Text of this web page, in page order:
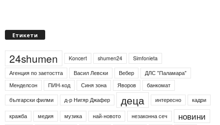
Етикети
24shumen Koncert shumen24
Simfonieta
Агенция по заетостта
Васил Левски Вебер
ДЛС "Паламара"
Менделсон
ПИН-код Синя зона Яворов
банкомат
български филми
д-р Нигяр Джафер деца интересно кадри
кражба медия музика най-новото незаконна сеч новини